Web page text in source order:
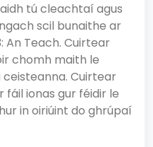
tú cleachtaí agus
scil bunaithe ar
An Teach. Cuirtear
chomh maith le
Cuirtear
ionas gur féidir le
in oiriúint do ghrúpaí